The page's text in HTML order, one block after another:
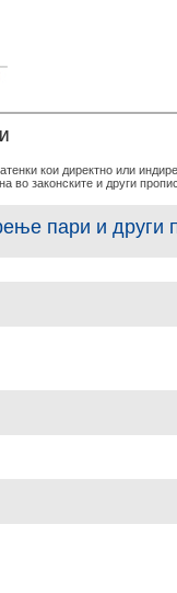
кои директно или
во законските и други
пари и